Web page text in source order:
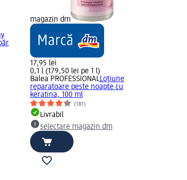
magazin dm
17,95 lei
0,1 l (179,50 lei pe 1 l)
Balea PROFESSIONALLoțiune
reparatoare peste noapte cu
keratina, 100 ml
(181)
Livrabil
selectare magazin dm